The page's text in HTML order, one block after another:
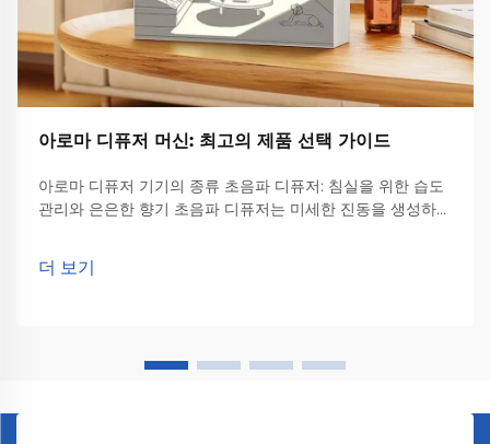
아로마 디퓨저 머신: 최고의 제품 선택 가이드
아로마 디퓨저 기기의 종류 초음파 디퓨저: 침실을 위한 습도
관리와 은은한 향기 초음파 디퓨저는 미세한 진동을 생성하여
은...
더 보기